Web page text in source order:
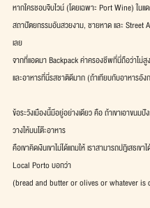
หากใครชอบจิบไวน์ (โดยเฉพาะ Port Wine) ในแ
สถาปัตยกรรมอันสวยงาม, ชายหาด และ Street
เลย
จากที่แอดมา Backpack ค่าครองชีพที่นี่ถือว่าไม่สู
และอาหารที่นี่รสชาติดีมาก (ถ้าเทียบกับอาหารอัง
ข้อระวังเมืองนี้มีอยู่อย่างเดียว คือ ถ้าเขาเอาขนม
วางให้บนโต๊ะอาหาร
คือเขาคิดเงินเขาไม่ได้แถมให้ เราสามารถปฎิเสธเข
Local Porto บอกว่า
(bread and butter or olives or whatever is